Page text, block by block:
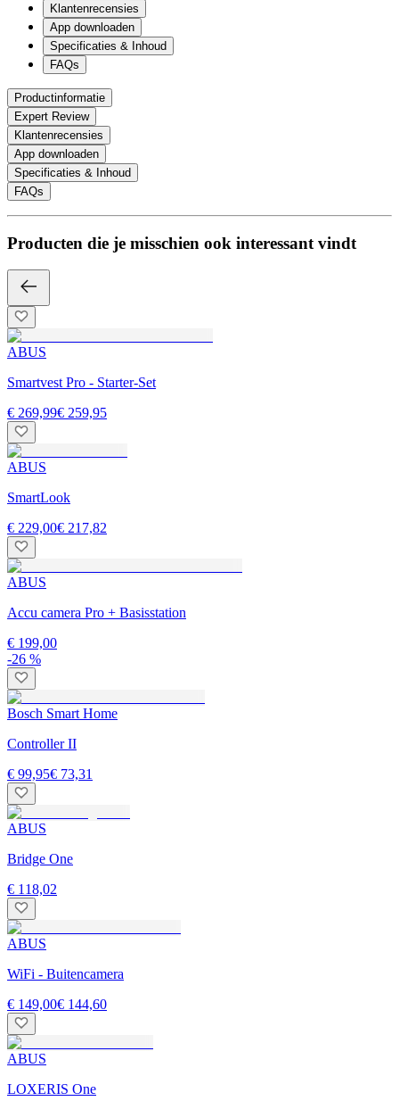
Klantenrecensies
App downloaden
Specificaties & Inhoud
FAQs
Productinformatie
Expert Review
Klantenrecensies
App downloaden
Specificaties & Inhoud
FAQs
Producten die je misschien ook interessant vindt
ABUS
Smartvest Pro - Starter-Set
€ 269,99€ 259,95
ABUS
SmartLook
€ 229,00€ 217,82
ABUS
Accu camera Pro + Basisstation
€ 199,00
-26 %
Bosch Smart Home
Controller II
€ 99,95€ 73,31
ABUS
Bridge One
€ 118,02
ABUS
WiFi - Buitencamera
€ 149,00€ 144,60
ABUS
LOXERIS One